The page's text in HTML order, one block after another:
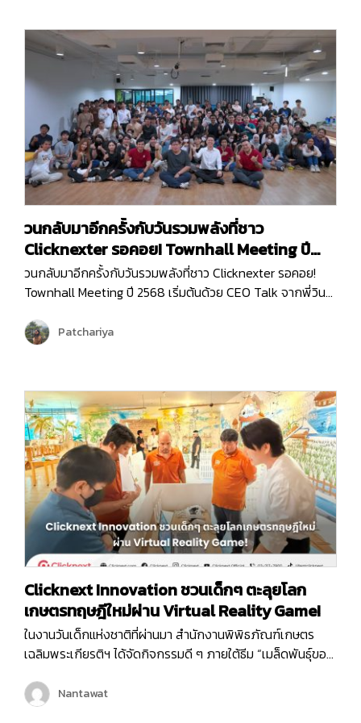
Reconnect | Recharge | Reignite…
วนกลับมาอีกครั้งกับวันรวมพลังที่ชาว
Clicknexter รอคอย! Townhall Meeting ปี
2568
วนกลับมาอีกครั้งกับวันรวมพลังที่ชาว Clicknexter รอคอย!
Townhall Meeting ปี 2568 เริ่มต้นด้วย CEO Talk จากพี่วิน
ด้วยโอกาสและความท้าทาย ปีนี้ Clicknext มุ่งเน้นการขยาย
บริการและพัฒนาผลิตภัณฑ์ให้ตอบโจทย์ลูกค้ามากยิ่งขึ้น
ตลอดปีที่ผ่านมา …
Patchariya
Clicknext Innovation ชวนเด็กๆ ตะลุยโลก
เกษตรทฤษฎีใหม่ผ่าน Virtual Reality Game!
ในงานวันเด็กแห่งชาติที่ผ่านมา สำนักงานพิพิธภัณฑ์เกษตร
เฉลิมพระเกียรติฯ ได้จัดกิจกรรมดี ๆ ภายใต้ธีม “เมล็ดพันธุ์ของ
สร้างการเรียนรู้ให้กับเด็ก ๆ และเยาวชน หนึ่งในกิจกรรมที่ได้รับ
ความสนใจจากเด็ก ๆ ภายในงานก็คือ Virtual Reality Game
Nantawat